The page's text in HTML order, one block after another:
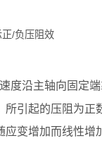
/负压阻效
度沿主轴向固定
所引起的压阻为正
应变增加而线性增